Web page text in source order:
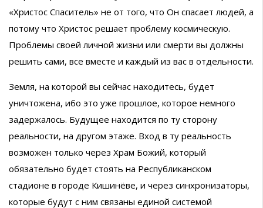
«Христос Спаситель» не от того, что Он спасает людей, а
потому что Христос решает проблему космическую.
Проблемы своей личной жизни или смерти вы должны
решить сами, все вместе и каждый из вас в отдельности.
Земля, на которой вы сейчас находитесь, будет
уничтожена, ибо это уже прошлое, которое немного
задержалось. Будущее находится по ту сторону
реальности, на другом этаже. Вход в ту реальность
возможен только через Храм Божий, который
обязательно будет стоять на Республиканском
стадионе в городе Кишинёве, и через синхронизаторы,
которые будут с ним связаны единой системой